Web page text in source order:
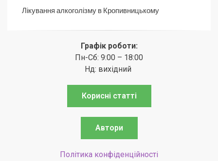
Лікування алкоголізму в Кропивницькому
Графік роботи:
Пн-Сб: 9:00 – 18:00
Нд: вихідний
Корисні статті
Автори
Політика конфіденційності